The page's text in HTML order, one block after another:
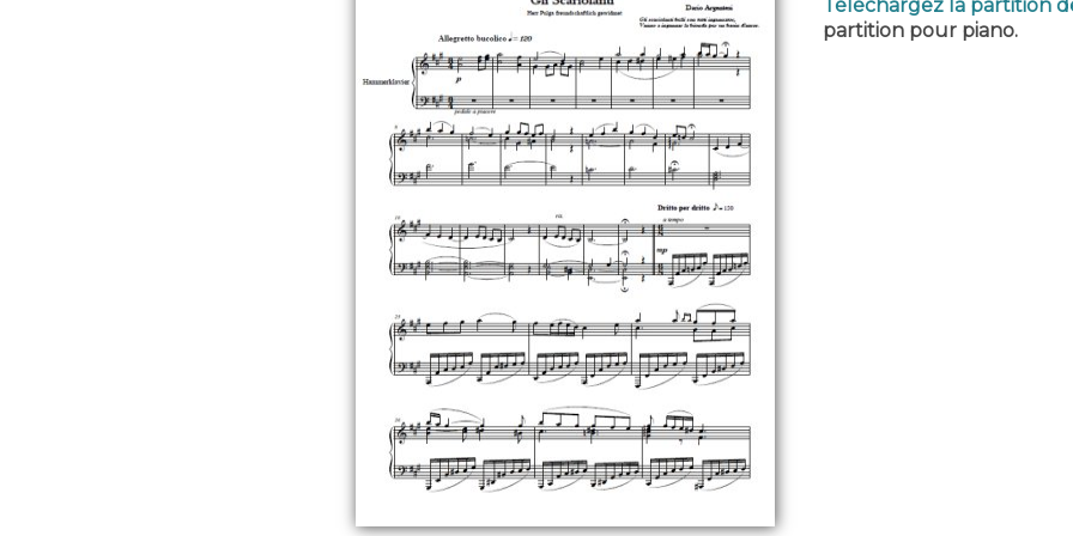
Téléchargez la partition
partition pour piano.